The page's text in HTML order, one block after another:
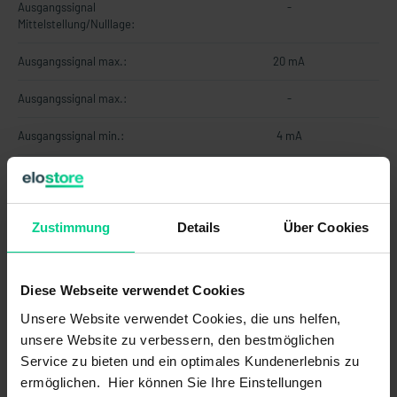
Zustimmung Details Über Cookies
Diese Webseite verwendet Cookies
Unsere Website verwendet Cookies, die uns helfen,
unsere Website zu verbessern, den bestmöglichen
Service zu bieten und ein optimales Kundenerlebnis zu
ermöglichen. Hier können Sie Ihre Einstellungen
Ausgangssignal
Mittelstellung/Nulllage:
-
Ausgangssignal max.: 20 mA
Ausgangssignal max.: -
Ausgangssignal min.: 4 mA
Ausgangssignal min.:
EMV-Emission (Norm):
DIN EN 13309, DIN EN ISO 14982,
EMV-Immunität (Norm):
DIN EN 13309, DIN EN ISO 14982,
ISO 13766, DIN EN 12895
Kontaktart: